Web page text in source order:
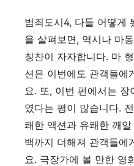
범죄도시4, 다들 어떻게
을 살펴보면, 역시나 마
칭찬이 자자합니다. 마
션은 이번에도 관객들에
요. 또, 이번 편에서는 장
였다는 평이 많습니다.
쾌한 액션과 유쾌한 깨
백까지 더해져 관객들에
요. 극장가에 볼 만한 영